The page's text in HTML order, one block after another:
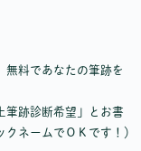
無料であなたの筆跡を
筆跡診断希望」とお書
ネームでＯＫです！）